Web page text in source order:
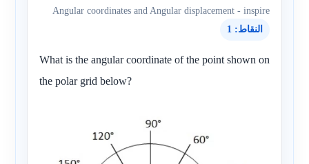
Angular coordinates and Angular displacement - inspire
النقاط: 1
What is the angular coordinate of the point shown on
the polar grid below?